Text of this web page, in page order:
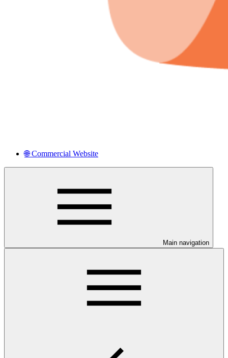
🌐 Commercial Website
Main navigation